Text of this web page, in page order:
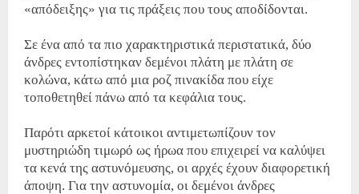
«απόδειξης» για τις πράξεις που τους αποδίδονται.
Σε ένα από τα πιο χαρακτηριστικά περιστατικά, δύο
άνδρες εντοπίστηκαν δεμένοι πλάτη με πλάτη σε
κολώνα, κάτω από μια ροζ πινακίδα που είχε
τοποθετηθεί πάνω από τα κεφάλια τους.
Παρότι αρκετοί κάτοικοι αντιμετωπίζουν τον
μυστηριώδη τιμωρό ως ήρωα που επιχειρεί να καλύψει
τα κενά της αστυνόμευσης, οι αρχές έχουν διαφορετική
άποψη. Για την αστυνομία, οι δεμένοι άνδρες